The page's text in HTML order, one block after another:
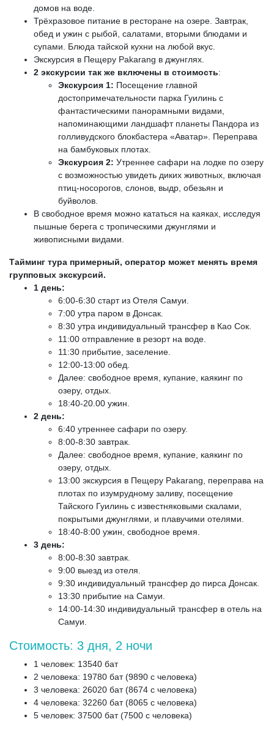
домов на воде.
Трёхразовое питание в ресторане на озере. Завтрак,
обед и ужин с рыбой, салатами, вторыми блюдами и
супами. Блюда тайской кухни на любой вкус.
Экскурсия в Пещеру Pakarang в джунглях.
2 экскурсии так же включены в стоимость:
Экскурсия 1: Посещение главной
достопримечательности парка Гуилинь с
фантастическими панорамными видами,
напоминающими ландшафт планеты Пандора из
голливудского блокбастера «Аватар». Переправа
на бамбуковых плотах.
Экскурсия 2: Утреннее сафари на лодке по озеру
с возможностью увидеть диких животных, включая
птиц-носорогов, слонов, выдр, обезьян и
буйволов.
В свободное время можно кататься на каяках, исследуя
пышные берега с тропическими джунглями и
живописными видами.
Тайминг тура примерный, оператор может менять время
групповых экскурсий.
1 день:
6:00-6:30 старт из Отеля Самуи.
7:00 утра паром в Донсак.
8:30 утра индивидуальный трансфер в Као Сок.
11:00 отправление в резорт на воде.
11:30 прибытие, заселение.
12:00-13:00 обед.
Далее: свободное время, купание, каякинг по
озеру, отдых.
18:40-20.00 ужин.
2 день:
6:40 утреннее сафари по озеру.
8:00-8:30 завтрак.
Далее: свободное время, купание, каякинг по
озеру, отдых.
13:00 экскурсия в Пещеру Pakarang, переправа на
плотах по изумрудному заливу, посещение
Тайского Гуилинь с известняковыми скалами,
покрытыми джунглями, и плавучими отелями.
18:40-8:00 ужин, свободное время.
3 день:
8:00-8:30 завтрак.
9:00 выезд из отеля.
9:30 индивидуальный трансфер до пирса Донсак.
13:30 прибытие на Самуи.
14:00-14:30 индивидуальный трансфер в отель на
Самуи.
Стоимость: 3 дня, 2 ночи
1 человек: 13540 бат
2 человека: 19780 бат (9890 с человека)
3 человека: 26020 бат (8674 с человека)
4 человека: 32260 бат (8065 с человека)
5 человек: 37500 бат (7500 с человека)